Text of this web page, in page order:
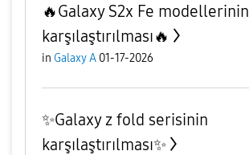
🔥Galaxy S2x Fe modellerinin
karşılaştırılması🔥
in Galaxy A 01-17-2026
✨️Galaxy z fold serisinin
karşılaştırılması✨️